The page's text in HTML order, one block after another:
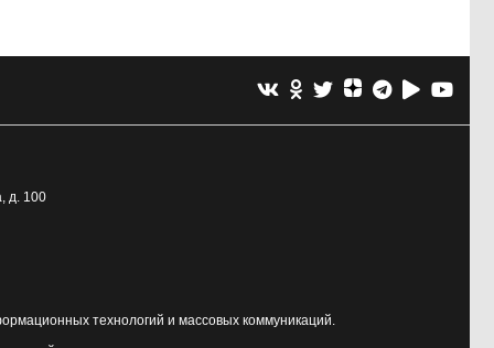
д. 100
технологий и массовых коммуникаций.